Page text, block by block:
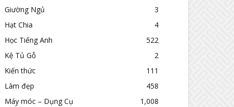
Giường Ngủ
3
Hạt Chia
4
Học Tiếng Anh
522
Kệ Tủ Gỗ
2
Kiến thức
111
Làm đẹp
458
Máy móc – Dụng Cụ
1,008